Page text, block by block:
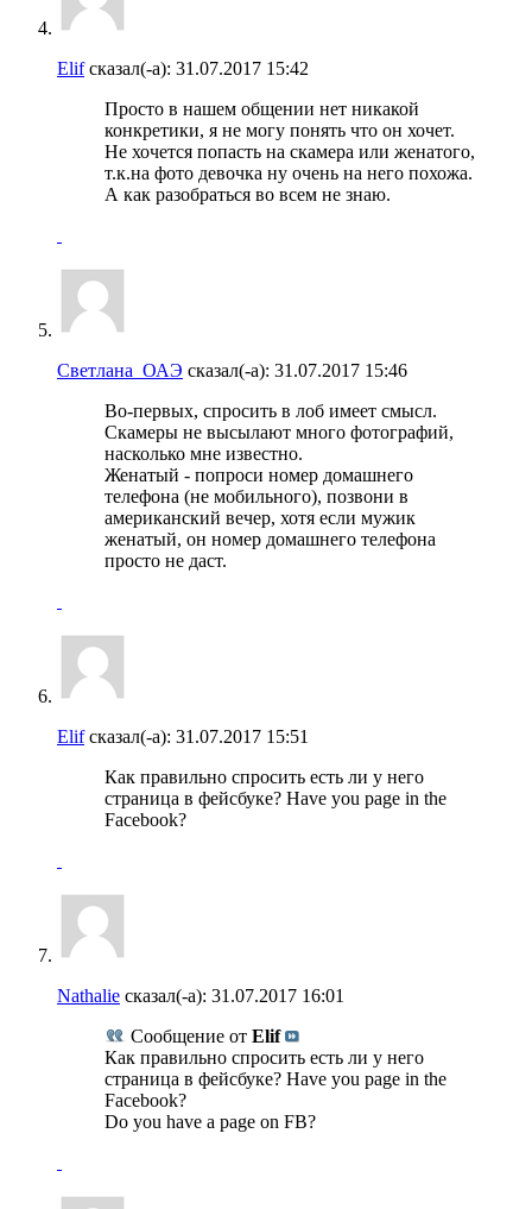
Elifсказал(-а): 31.07.2017 15:42
Просто в нашем общении нет никакой
конкретики, я не могу понять что он хочет.
Не хочется попасть на скамера или женатого,
т.к.на фото девочка ну очень на него похожа.
А как разобраться во всем не знаю.
Светлана_ОАЭ сказал(-а): 31.07.2017 15:46
Во-первых, спросить в лоб имеет смысл.
Скамеры не высылают много фотографий,
насколько мне известно.
Женатый - попроси номер домашнего
телефона (не мобильного), позвони в
американский вечер, хотя если мужик
женатый, он номер домашнего телефона
просто не даст.
Elifсказал(-а): 31.07.2017 15:51
Как правильно спросить есть ли у него
страница в фейсбуке? Have you page in the
Facebook?
Nathalie сказал(-а): 31.07.2017 16:01
Сообщение от Elif
Как правильно спросить есть ли у него
страница в фейсбуке? Have you page in the
Facebook?
Do you have a page on FB?